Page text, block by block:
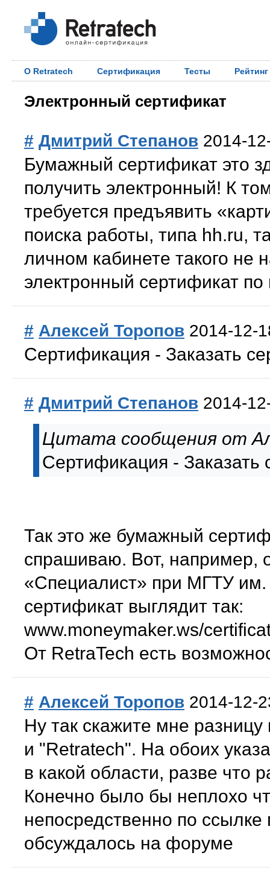
О Retratech Сертификация Тесты Рейтинг
Электронный сертификат
# Дмитрий Степанов 2014-
Бумажный сертификат это
получить электронный! К
требуется предъявить
поиска работы, типа hh.ru,
личном кабинете такого не
электронный сертификат
# Алексей Торопов 2014-12-
Сертификация - Заказать
# Дмитрий Степанов 2014-
Цитата сообщения от
Сертификация -
Так это же бумажный
спрашиваю. Вот, например,
«Специалист» при МГТУ
сертификат выглядит так:
www.moneymaker.ws/
От RetraTech есть
# Алексей Торопов 2014-12-
Ну так скажите мне
и "Retratech". На обоих
в какой области, разве что
Конечно было бы неплохо
непосредственно по ссылке
обсуждалось на форуме